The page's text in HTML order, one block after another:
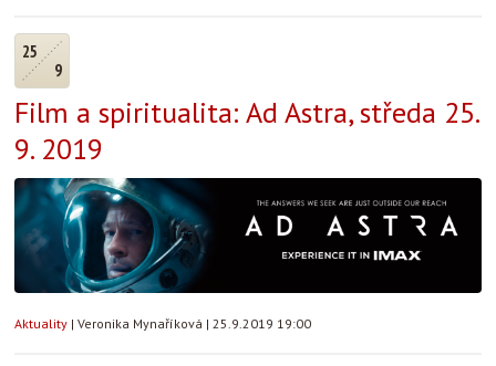
25
9
Film a spiritualita: Ad Astra, středa 25.
9. 2019
Aktuality | Veronika Mynaříková | 25.9.2019 19:00